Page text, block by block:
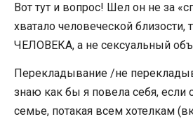
Вот тут и вопрос! Шел он не за
хватало человеческой близости,
ЧЕЛОВЕКА, а не сексуальный
Перекладывание /не
знаю как бы я повела себя, если
семье, потакая всем хотелкам